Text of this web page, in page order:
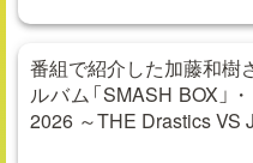
番組で紹介した加藤和樹
ルバム「SMASH BOX」
2026 ～THE Drastics VS